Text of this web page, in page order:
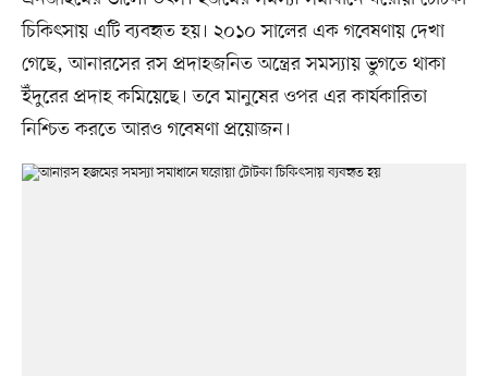
চিকিৎসায় এটি ব্যবহৃত হয়। ২০১০ সালের এক গবেষণায় দেখা
গেছে, আনারসের রস প্রদাহজনিত অন্ত্রের সমস্যায় ভুগতে থাকা
ইঁদুরের প্রদাহ কমিয়েছে। তবে মানুষের ওপর এর কার্যকারিতা
নিশ্চিত করতে আরও গবেষণা প্রয়োজন।